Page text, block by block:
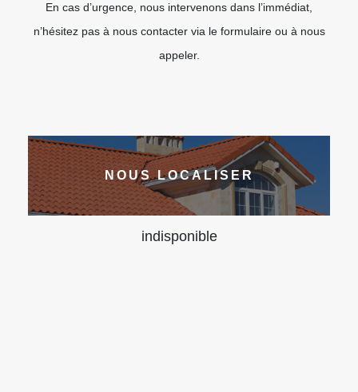
En cas d’urgence, nous intervenons dans l’immédiat,
n’hésitez pas à nous contacter via le formulaire ou à nous
appeler.
NOUS LOCALISER
indisponible